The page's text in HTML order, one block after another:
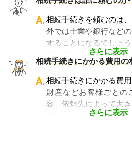
も大変重要になります。
なお、自宅から離れた
ても、相続税申告の対
「相続費用見積ガイド
い税理士を多数掲載し
依頼が可能です。ぜひご
借金なども含めた亡く
や子どもなどの相続人
です。相続手続きが大
複雑さや手続きの多さ
や銀行などに出向くこ
手間もかかります。専
た煩わしさを大幅に減
さらに表示
A. 相続手続きを頼むのは
外では士業や銀行など
することになるでしょ
不動産に関する相続手
籍謄本の収集、預貯金
手続きを任せたい場合
や節税対策の検討は税
やトラブルになってい
うに状況別に頼むのが
相続手続きにかかる費用の
さらに表示
A. 相続手続きにかかる費
財産などお客様ごとの
容、依頼先によって大き
例えば参考価格として